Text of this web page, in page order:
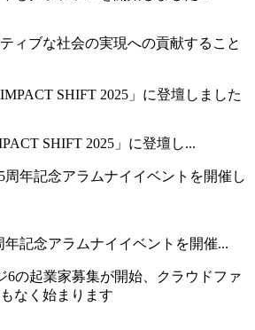
ィブな社会の実現への貢献すること
SHIFT 2025」に登壇し...
年記念アラムナイイベントを開催...